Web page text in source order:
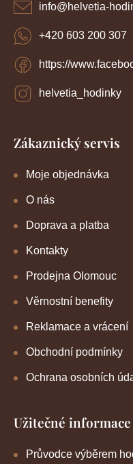
info@helvetia-
https://
helvetia_hodinky
+420 603 200 307
Zákaznický servis
Moje objednávka
O nás
Doprava a platba
Kontakty
Prodejna Olomouc
Věrnostní benefity
Reklamace a vrácení
Obchodní podmínky
Ochrana osobních
Užitečné informace
Průvodce výběrem